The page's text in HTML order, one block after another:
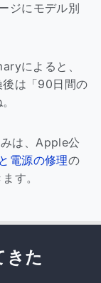
ジにモデル別
によると、
は「90日間の
は、Apple公
電源の修理の
す。
きた